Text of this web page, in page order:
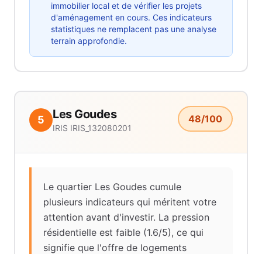
immobilier local et de vérifier les projets
d'aménagement en cours. Ces indicateurs
statistiques ne remplacent pas une analyse
terrain approfondie.
5 Les Goudes
IRIS IRIS_132080201
48/100
Le quartier Les Goudes cumule
plusieurs indicateurs qui méritent votre
attention avant d'investir. La pression
résidentielle est faible (1.6/5), ce qui
signifie que l'offre de logements